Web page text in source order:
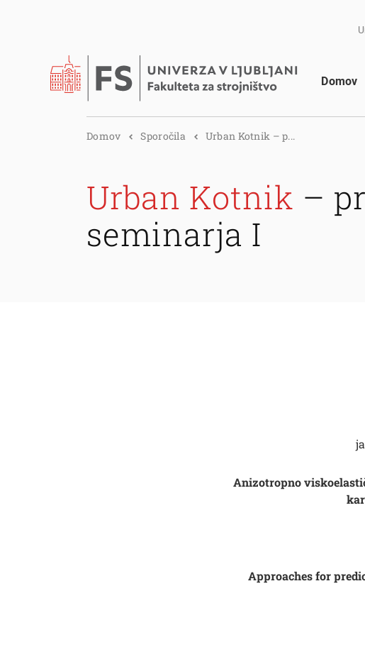
Domov
Domov Sporočila Urban Kotnik – p...
Urban Kotnik –
seminarja I
Anizotropno
Approaches for